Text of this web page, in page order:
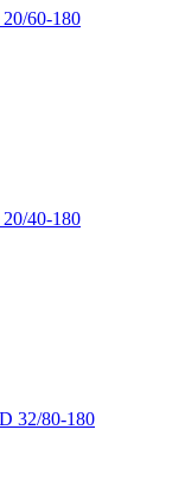
60-180
40-180
32/80-180